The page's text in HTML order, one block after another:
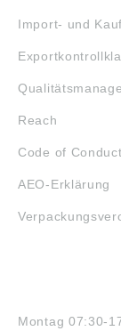
Import- und
Reach
Code of Conduct
AEO-Erklärung
Montag 07:30-